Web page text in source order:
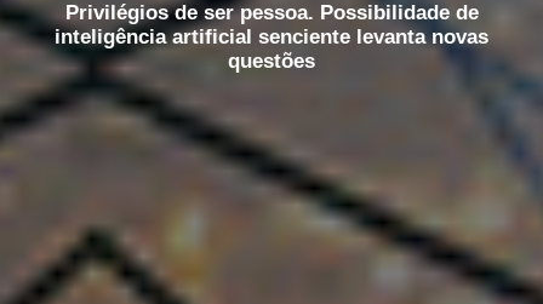
Privilégios de ser pessoa. Possibilidade de
inteligência artificial senciente levanta novas
questões